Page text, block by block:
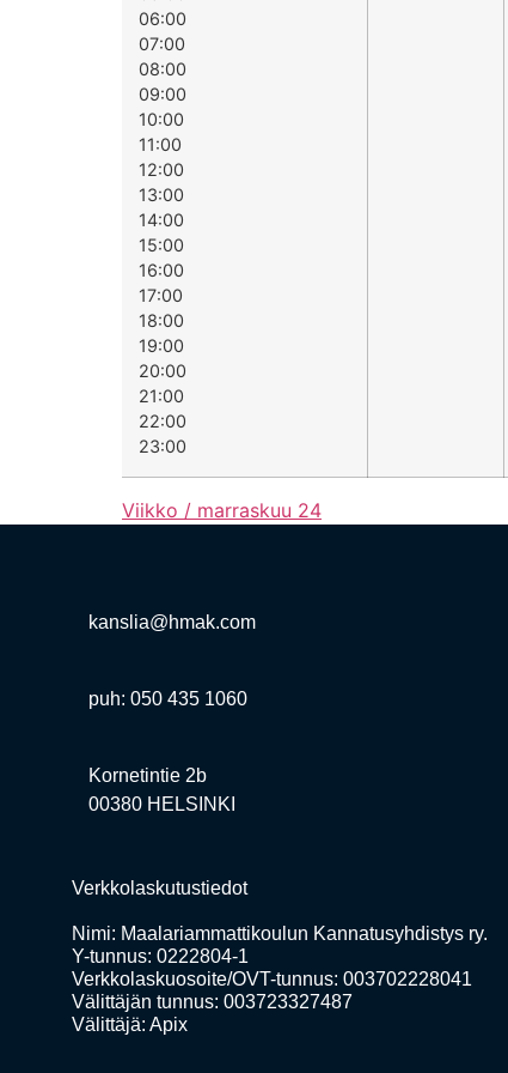
06:00
07:00
08:00
09:00
10:00
11:00
12:00
13:00
14:00
15:00
16:00
17:00
18:00
19:00
20:00
21:00
22:00
23:00
Viikko / marraskuu 24
kanslia@hmak.com
puh: 050 435 1060
Kornetintie 2b
00380 HELSINKI
Verkkolaskutustiedot
Nimi: Maalariammattikoulun Kannatusyhdistys ry.
Y-tunnus: 0222804-1
Verkkolaskuosoite/OVT-tunnus: 003702228041
Välittäjän tunnus: 003723327487
Välittäjä: Apix